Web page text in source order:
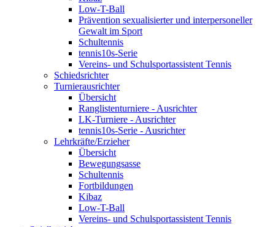
Low-T-Ball
Prävention sexualisierter und interpersoneller
Gewalt im Sport
Schultennis
tennis10s-Serie
Vereins- und Schulsportassistent Tennis
Schiedsrichter
Turnierausrichter
Übersicht
Ranglistenturniere - Ausrichter
LK-Turniere - Ausrichter
tennis10s-Serie - Ausrichter
Lehrkräfte/Erzieher
Übersicht
Bewegungsasse
Schultennis
Fortbildungen
Kibaz
Low-T-Ball
Vereins- und Schulsportassistent Tennis